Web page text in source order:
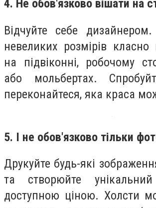
4. Не обов'язково вішати на
Відчуйте себе дизайнером.
невеликих розмірів класно
на підвіконні, робочому
або мольбертах.
переконайтеся, яка краса
5. І не обов'язково тільки
Друкуйте будь-які
та створюйте
доступною ціною. Холсти